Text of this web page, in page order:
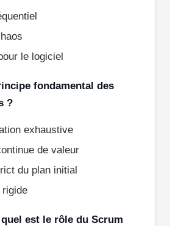
le logiciel
fondamental des
?
exhaustive
de valeur
du plan initial
rigide
est le rôle du Scrum